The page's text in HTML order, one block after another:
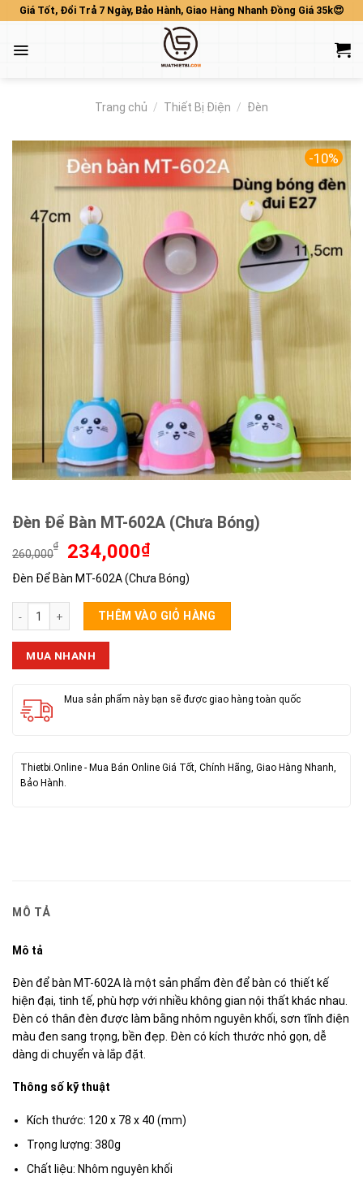
Skip
content
Giá Tốt, Đổi Trả 7 Ngày, Bảo Hành, Giao Hàng Nhanh Đồng Giá 35k😍
Trang chủ / Thiết Bị Điện / Đèn
-10%
Đèn Để Bàn MT-602A (Chưa Bóng)
260,000
₫
Giá
là:
260,000₫.
234,000₫Giá
tại
là:
234,000₫.
Đèn Để Bàn MT-602A (Chưa Bóng)
Đèn Để Bàn MT-602A (Chưa Bóng) số lượng
THÊM VÀO GIỎ HÀNG
MUA NHANH
Mua sản phẩm này bạn sẽ được giao hàng toàn quốc
Thietbi.Online - Mua Bán Online Giá Tốt, Chính Hãng, Giao Hàng Nhanh,
Bảo Hành.
MÔ TẢ
Mô tả
Đèn để bàn MT-602A là một sản phẩm đèn để bàn có thiết kế
hiện đại, tinh tế, phù hợp với nhiều không gian nội thất khác nhau.
Đèn có thân đèn được làm bằng nhôm nguyên khối, sơn tĩnh điện
màu đen sang trọng, bền đẹp. Đèn có kích thước nhỏ gọn, dễ
dàng di chuyển và lắp đặt.
Thông số kỹ thuật
Kích thước: 120 x 78 x 40 (mm)
Trọng lượng: 380g
Chất liệu: Nhôm nguyên khối